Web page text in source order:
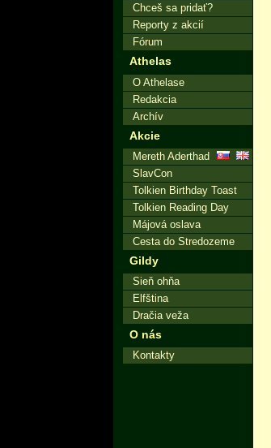
Chceš sa pridať?
Reporty z akcií
Fórum
Athelas
O Athelase
Redakcia
Archív
Akcie
Mereth Aderthad
SlavCon
Tolkien Birthday Toast
Tolkien Reading Day
Májová oslava
Cesta do Stredozeme
Gildy
Sieň ohňa
Elfština
Dračia veža
O nás
Kontakty